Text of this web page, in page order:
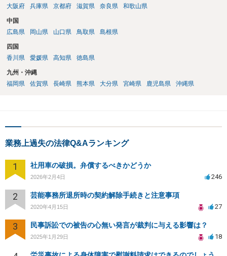
大阪府
兵庫県 京都府 滋賀県 奈良県 和歌山県
中国
広島県
岡山県 山口県 鳥取県 島根県
四国
香川県
愛媛県 高知県 徳島県
九州・沖縄
福岡県
佐賀県 長崎県 熊本県 大分県 宮崎県 鹿児島県 沖縄県
業務上過失の法律Q&Aランキング
1 社用車の破損。弁償するべきかどうか
2026年2月4日 246
2 芸能事務所退所時の契約解除手続きと注意事項
2020年4月15日 27
3 民事訴訟での被告の心無い発言が裁判に与える影響は？
2025年1月29日 18